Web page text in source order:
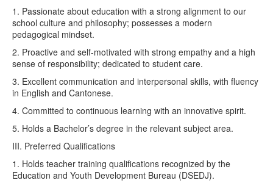
1. Passionate about education with a strong alignment to our
school culture and philosophy; possesses a modern
pedagogical mindset.
2. Proactive and self-motivated with strong empathy and a high
sense of responsibility; dedicated to student care.
3. Excellent communication and interpersonal skills, with fluency
in English and Cantonese.
4. Committed to continuous learning with an innovative spirit.
5. Holds a Bachelor’s degree in the relevant subject area.
III. Preferred Qualifications
1. Holds teacher training qualifications recognized by the
Education and Youth Development Bureau (DSEDJ).